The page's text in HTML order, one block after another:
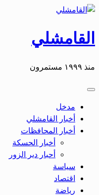
التخطي
المحتوى
القامشلي
منذ ١٩٩٩ مستمرون
مدخل
أخبار القامشلي
أخبار المحافظات
أخبار الحسكة
أحبار دير الزور
سياسة
اقتصاد
رياضة